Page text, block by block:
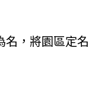
，將園區定